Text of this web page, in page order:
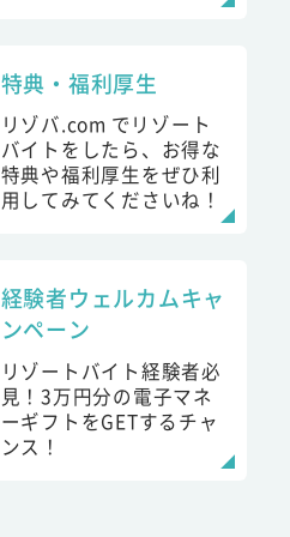
特典・福利厚生
リゾバ.com でリゾート
バイトをしたら、お得な
特典や福利厚生をぜひ利
用してみてくださいね！
経験者ウェルカムキャ
ンペーン
リゾートバイト経験者必
見！3万円分の電子マネ
ーギフトをGETするチャ
ンス！